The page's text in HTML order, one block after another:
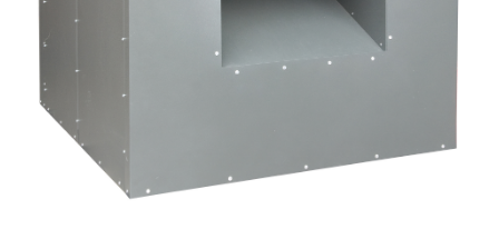
Lighting and Electrical
Complete solutions in lighting and electrical